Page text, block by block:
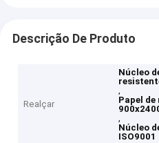
Descrição De Produto
Realçar
Núcleo
,
Papel de
,
Núcleo
ISO9001